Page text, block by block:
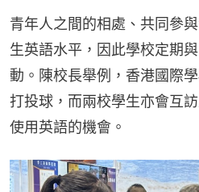
青年人之間的相處、共同參
生英語水平，因此學校定期
動。陳校長舉例，香港國際
打投球，而兩校學生亦會互
使用英語的機會。